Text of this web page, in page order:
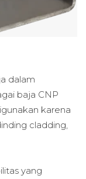
dalam
baja CNP
karena
cladding,
yang